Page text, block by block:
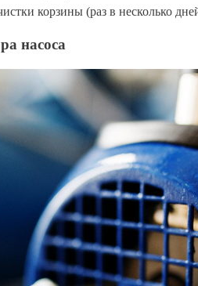
корзины (раз в несколько
насоса